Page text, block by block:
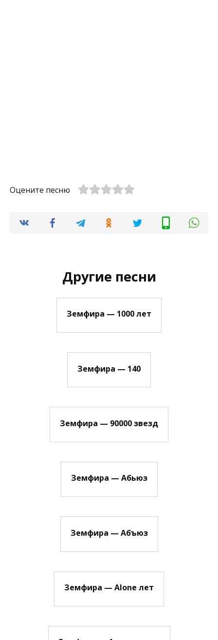
Оцените песню
Другие песни
Земфира — 1000 лет
Земфира — 140
Земфира — 90000 звезд
Земфира — Абьюз
Земфира — Абъюз
Земфира — Alone лет